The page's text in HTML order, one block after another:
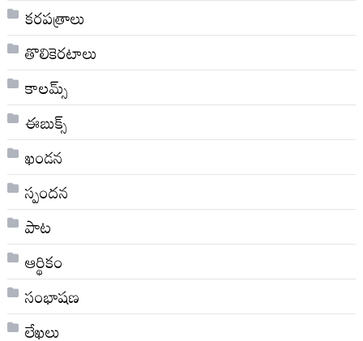
కరపత్రాలు
తొలికెరటాలు
కాలమ్స్
ఈబుక్స్
ఖండన
స్పందన
పాట
ఆర్థికం
సంభాషణ
లేఖలు